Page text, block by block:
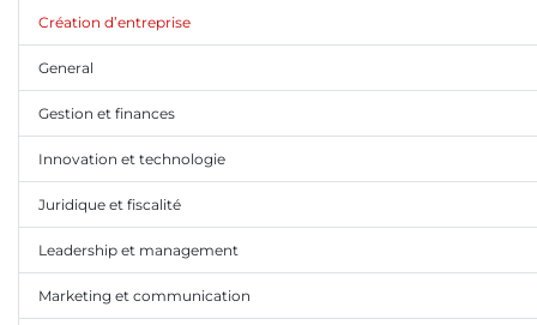
Création d’entreprise
General
Gestion et finances
Innovation et technologie
Juridique et fiscalité
Leadership et management
Marketing et communication